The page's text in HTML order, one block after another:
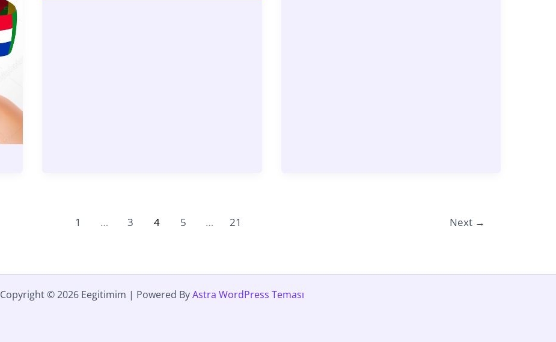
1 … 3 4 5 … 21 Next →
Copyright © 2026 Eegitimim | Powered ByAstra WordPress Teması